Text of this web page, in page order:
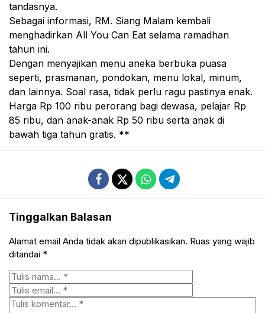
tandasnya.
Sebagai informasi, RM. Siang Malam kembali
menghadirkan All You Can Eat selama ramadhan
tahun ini.
Dengan menyajikan menu aneka berbuka puasa
seperti, prasmanan, pondokan, menu lokal, minum,
dan lainnya. Soal rasa, tidak perlu ragu pastinya enak.
Harga Rp 100 ribu perorang bagi dewasa, pelajar Rp
85 ribu, dan anak-anak Rp 50 ribu serta anak di
bawah tiga tahun gratis. **
Tinggalkan Balasan
Alamat email Anda tidak akan dipublikasikan. Ruas yang wajib
ditandai *